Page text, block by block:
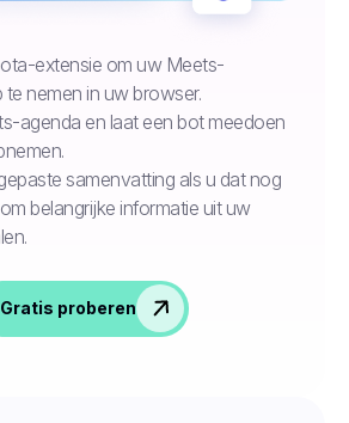
extensie om uw Meets-
nemen in uw browser.
agenda en laat een bot meedoen
samenvatting als u dat nog
belangrijke informatie uit uw
Gratis proberen